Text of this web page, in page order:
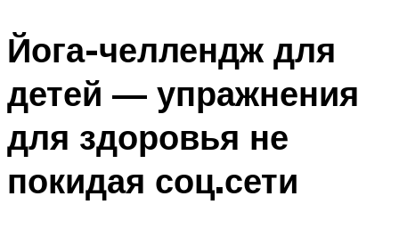
Йога-челлендж для
детей — упражнения
для здоровья не
покидая соц.сети